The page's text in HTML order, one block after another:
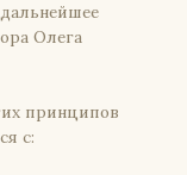
Олега
принципов
с: